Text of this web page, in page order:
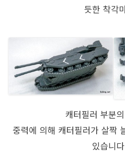
듯한 착각
캐터필러 부분
중력에 의해 캐터필러가 살짝
있습니